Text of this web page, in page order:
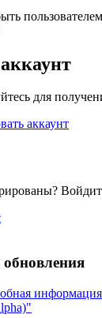
для
аккаунт